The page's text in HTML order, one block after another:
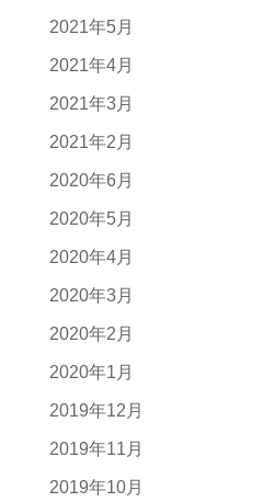
2021年5月
2021年4月
2021年3月
2021年2月
2020年6月
2020年5月
2020年4月
2020年3月
2020年2月
2020年1月
2019年12月
2019年11月
2019年10月